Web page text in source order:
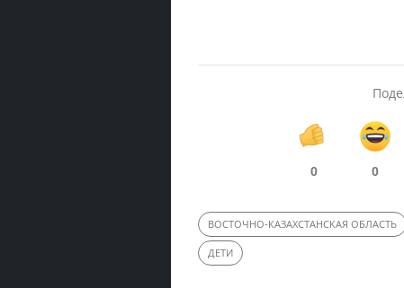
0 0
ВОСТОЧНО-КАЗАХСТАНСКАЯ ОБЛАСТЬ
ДЕТИ